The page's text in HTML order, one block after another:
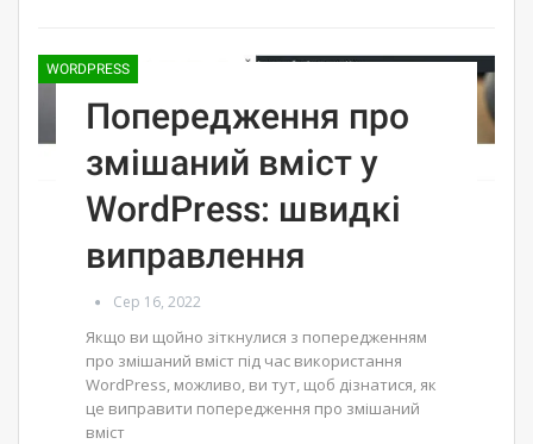
WORDPRESS
Попередження про
змішаний вміст у
WordPress: швидкі
виправлення
Сер 16, 2022
Якщо ви щойно зіткнулися з попередженням
про змішаний вміст під час використання
WordPress, можливо, ви тут, щоб дізнатися, як
це виправити попередження про змішаний
вміст